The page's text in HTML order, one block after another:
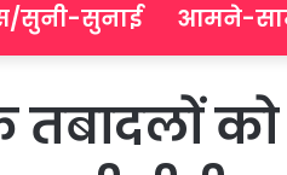
सुनी-सुनाई आमने-